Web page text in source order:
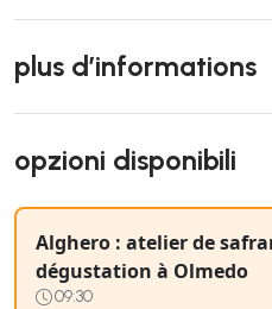
plus d’informations
opzioni disponibili
Alghero : atelier de
dégustation à Olmedo
09:30